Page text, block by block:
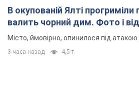
В окупованій Ялті прогриміли
валить чорний дим. Фото і
Місто, ймовірно, опинилося під атакою
3 часа назад 4,5 т.